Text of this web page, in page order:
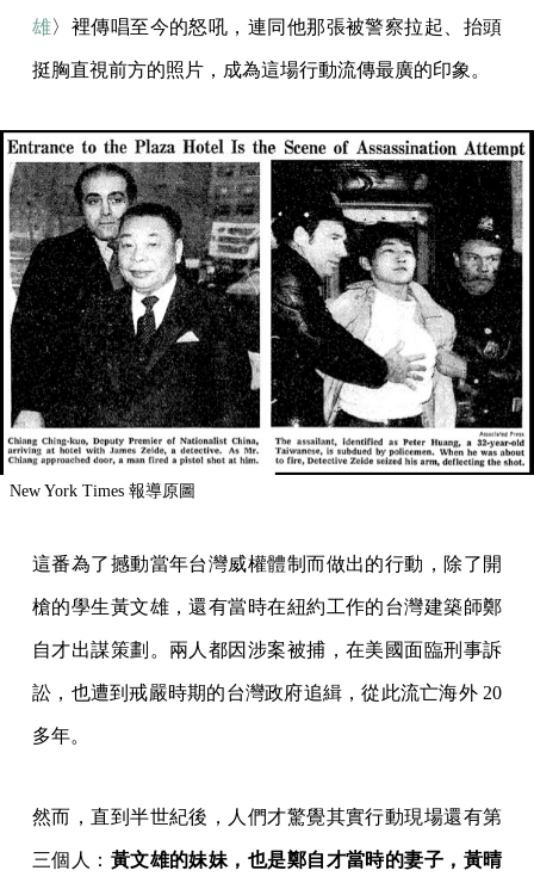
雄〉裡傳唱至今的怒吼，連同他那張被警察拉起、抬頭
挺胸直視前方的照片，成為這場行動流傳最廣的印象。
New York Times 報導原圖
這番為了撼動當年台灣威權體制而做出的行動，除了開
槍的學生黃文雄，還有當時在紐約工作的台灣建築師鄭
自才出謀策劃。兩人都因涉案被捕，在美國面臨刑事訴
訟，也遭到戒嚴時期的台灣政府追緝，從此流亡海外 20
多年。
然而，直到半世紀後，人們才驚覺其實行動現場還有第
三個人： 黃文雄的妹妹，也是鄭自才當時的妻子，黃晴